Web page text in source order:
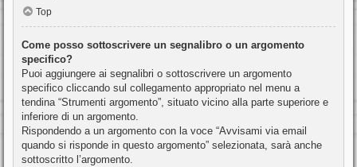
Top
Come posso sottoscrivere un segnalibro o un argomento
specifico?
Puoi aggiungere ai segnalibri o sottoscrivere un argomento
specifico cliccando sul collegamento appropriato nel menu a
tendina “Strumenti argomento”, situato vicino alla parte superiore e
inferiore di un argomento.
Rispondendo a un argomento con la voce “Avvisami via email
quando si risponde in questo argomento” selezionata, sarà anche
sottoscritto l’argomento.